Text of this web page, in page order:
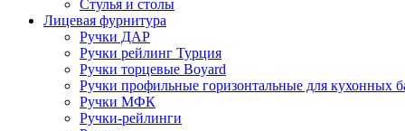
Стулья и столы
Лицевая фурнитура
Ручки ДАР
Ручки рейлинг Турция
Ручки торцевые Boyard
Ручки профильные горизонтальные для кухонных
Ручки МФК
Ручки-рейлинги